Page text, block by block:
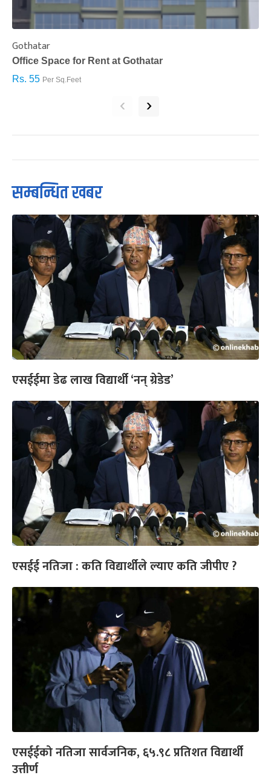
Gothatar
Office Space for Rent at Gothatar
Rs. 55 Per Sq.Feet
‹ ›
सम्बन्धित खबर
एसईईमा डेढ लाख विद्यार्थी ‘नन् ग्रेडेड’
एसईई नतिजा : कति विद्यार्थीले ल्याए कति जीपीए ?
एसईईको नतिजा सार्वजनिक, ६५.९८ प्रतिशत विद्यार्थी
उत्तीर्ण